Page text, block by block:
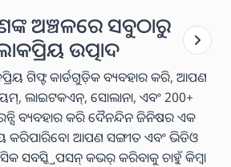
ଅଞ୍ଚଳରେ ସବୁଠାରୁ
ଉତ୍ପାଦ
ଗିଫ୍ଟ କାର୍ଡଗୁଡ଼ିକ ବ୍ୟବହାର କରି, ଆପଣ
ଲାଇଟକଏନ୍, ସୋଲାନା, ଏବଂ 200+
ବ୍ୟବହାର କରି ଦୈନନ୍ଦିନ ଜିନିଷର ଏକ
କରିପାରିବେ। ଆପଣ ସଙ୍ଗୀତ ଏବଂ ଭିଡିଓ
ସବସ୍କ୍ରିପସନ୍ କଭର୍ କରିବାକୁ ଚାହୁଁ କିମ୍ବା